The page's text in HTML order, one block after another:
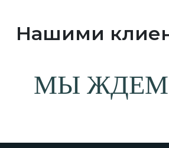
Нашими
МЫ ЖДЕМ